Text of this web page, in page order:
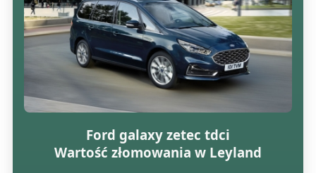
Ford galaxy zetec tdci
Wartość złomowania w Leyland